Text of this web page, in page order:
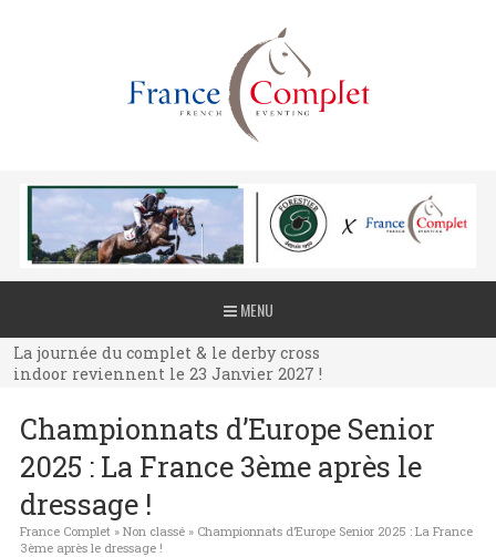
MENU
La journée du complet & le derby cross
indoor reviennent le 23 Janvier 2027 !
La journée du complet & le derby cross
indoor reviennent le 23 Janvier 2027 !
indoor reviennent le 23 Janvier 2027 !
Championnats d’Europe Senior
2025 : La France 3ème après le
dressage !
France Complet» Non classé» Championnats d’Europe Senior 2025 : La France
3ème après le dressage !